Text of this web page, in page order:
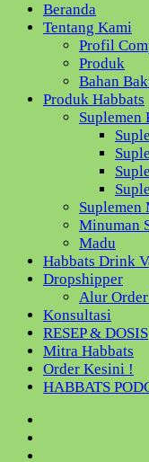
Beranda
Tentang Kami
Profil
Produk
Bahan
Produk Habbats
Suplemen
Suplemen
Minuman
Madu
Habbats Drink
Dropshipper
Alur
Konsultasi
RESEP & DOSIS
Mitra Habbats
Order Kesini !
HABBATS